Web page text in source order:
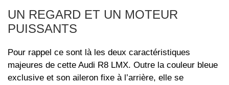
UN REGARD ET UN MOTEUR
PUISSANTS
Pour rappel ce sont là les deux caractéristiques
majeures de cette Audi R8 LMX. Outre la couleur bleue
exclusive et son aileron fixe à l’arrière, elle se